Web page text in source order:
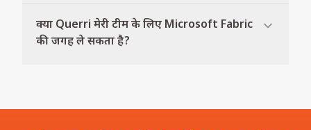
क्या Querri मेरी टीम के लिए Microsoft Fabric
की जगह ले सकता है?